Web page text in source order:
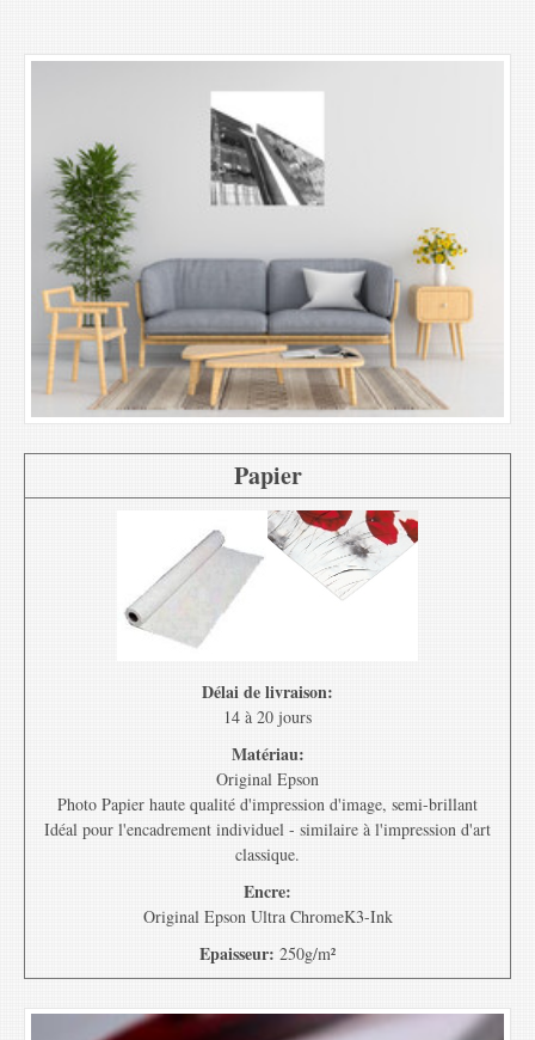
Papier
Délai de livraison:
14 à 20 jours
Matériau:
Original Epson
Photo Papier haute qualité d'impression d'image, semi-brillant
Idéal pour l'encadrement individuel - similaire à l'impression d'art
classique.
Encre:
Original Epson Ultra ChromeK3-Ink
Epaisseur: 250g/m²